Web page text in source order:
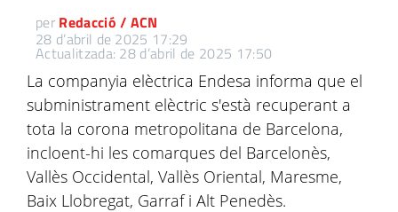
per Redacció / ACN
28 d’abril de 2025 17:29
Actualitzada: 28 d’abril de 2025 17:50
La companyia elèctrica Endesa informa que el
subministrament elèctric s'està recuperant a
tota la corona metropolitana de Barcelona,
incloent-hi les comarques del Barcelonès,
Vallès Occidental, Vallès Oriental, Maresme,
Baix Llobregat, Garraf i Alt Penedès.